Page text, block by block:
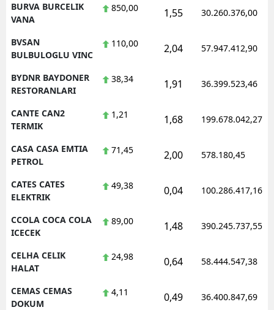
BURVA BURCELIK
VANA
850,00 1,55 30.260.376,00
BVSAN
BULBULOGLU VINC
110,00 2,04 57.947.412,90
BYDNR BAYDONER
RESTORANLARI
38,34 1,91 36.399.523,46
CANTE CAN2
TERMIK
1,21 1,68 199.678.042,27
CASA CASA EMTIA
PETROL
71,45 2,00 578.180,45
CATES CATES
ELEKTRIK
49,38 0,04 100.286.417,16
CCOLA COCA COLA
ICECEK
89,00 1,48 390.245.737,55
CELHA CELIK
HALAT
24,98 0,64 58.444.547,38
CEMAS CEMAS
DOKUM
4,11 0,49 36.400.847,69